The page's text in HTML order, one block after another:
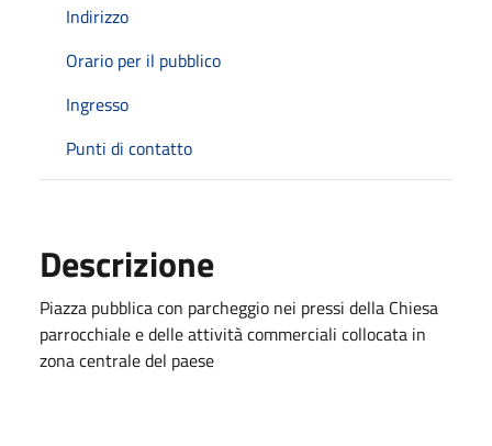
Indirizzo
Orario per il pubblico
Ingresso
Punti di contatto
Descrizione
Piazza pubblica con parcheggio nei pressi della Chiesa
parrocchiale e delle attività commerciali collocata in
zona centrale del paese